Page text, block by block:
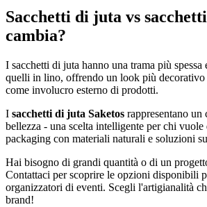
Sacchetti di juta vs
cambia?
I sacchetti di juta hanno una trama più spessa
quelli in lino, offrendo un look più decorativo
come involucro esterno di prodotti.
I sacchetti di juta Saketos rappresentano
bellezza - una scelta intelligente per chi vuole
packaging con materiali naturali e soluzioni
Hai bisogno di grandi quantità o di un
Contattaci per scoprire le opzioni disponibili
organizzatori di eventi. Scegli l'artigianalità
brand!